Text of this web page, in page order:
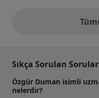
Sıkça Sorulan Sorular
Özgür Duman isimli
nelerdir?